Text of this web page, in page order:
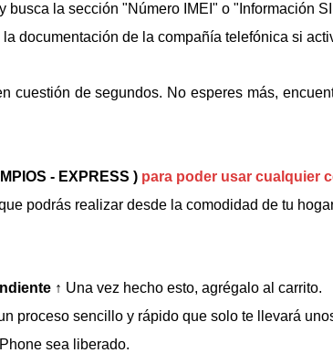
la sección "Número IMEI" o "Información
documentación de la compañía telefónica si
cuestión de segundos. No esperes más,
- EXPRESS ) para poder usar cualquier
podrás realizar desde la comodidad de tu
↑ Una vez hecho esto, agrégalo al carrito.
proceso sencillo y rápido que solo te llevará
sea liberado.